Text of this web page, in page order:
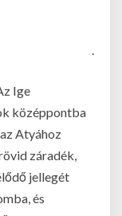
.
Ige
középpontba
Atyához
záradék,
jellegét
és